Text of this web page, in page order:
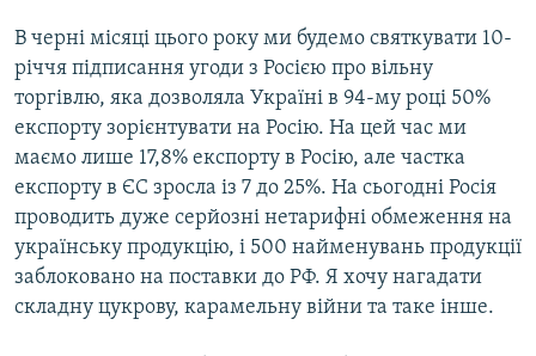
В черні місяці цього року ми будемо святкувати 10-
річчя підписання угоди з Росією про вільну
торгівлю, яка дозволяла Україні в 94-му році 50%
експорту зорієнтувати на Росію. На цей час ми
маємо лише 17,8% експорту в Росію, але частка
експорту в ЄС зросла із 7 до 25%. На сьогодні Росія
проводить дуже серйозні нетарифні обмеження на
українську продукцію, і 500 найменувань продукції
заблоковано на поставки до РФ. Я хочу нагадати
складну цукрову, карамельну війни та таке інше.